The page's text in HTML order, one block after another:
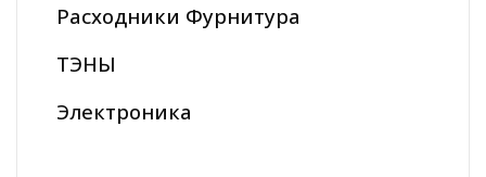
Расходники Фурнитура
ТЭНЫ
Электроника